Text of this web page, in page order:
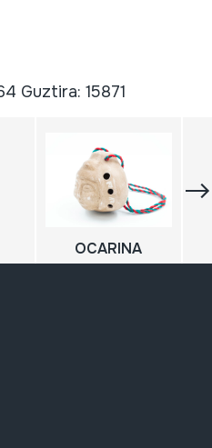
Guztira: 15871
OCARINA